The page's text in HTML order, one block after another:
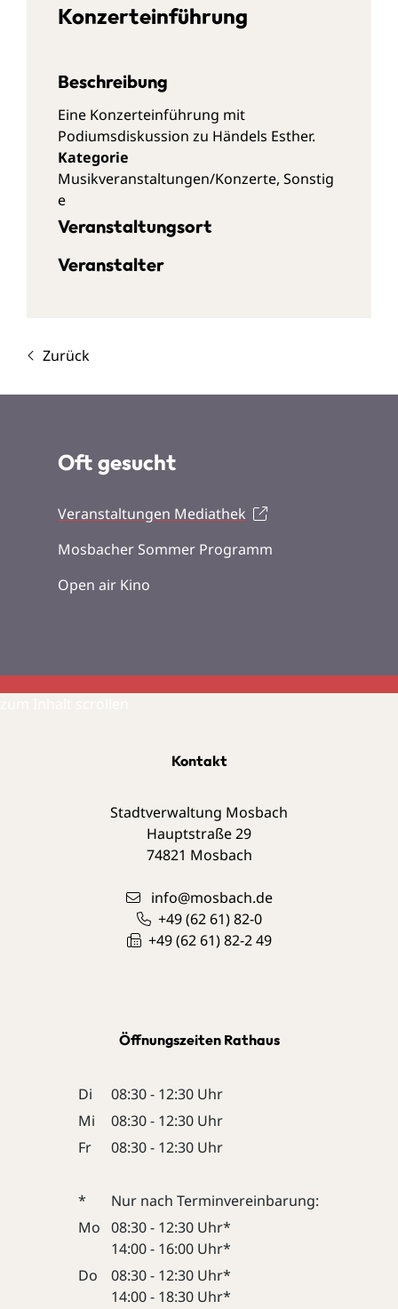
Konzerteinführung
Beschreibung
Eine Konzerteinführung mit
Podiumsdiskussion zu Händels Esther.
Musikveranstaltungen/Konzerte, Sonstig
e
Veranstaltungsort
Veranstalter
Zurück
Oft gesucht
Veranstaltungen Mediathek
Mosbacher Sommer Programm
Open air Kino
Kontakt
Stadtverwaltung Mosbach
Hauptstraße 29
74821 Mosbach
info@mosbach.de
+49 (62 61) 82-0
+49 (62 61) 82-2 49
Öffnungszeiten Rathaus
Di
08:30 - 12:30 Uhr
Mi
08:30 - 12:30 Uhr
Fr
08:30 - 12:30 Uhr
*
Nur nach Terminvereinbarung:
Mo 08:30 - 12:30 Uhr*
14:00 - 16:00 Uhr*
Do
08:30 - 12:30 Uhr*
14:00 - 18:30 Uhr*